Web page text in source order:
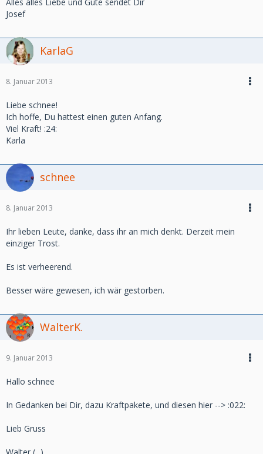
Josef
KarlaG
8. Januar 2013
Liebe schnee!
Ich hoffe, Du hattest einen guten Anfang.
Viel Kraft! :24:
Karla
schnee
8. Januar 2013
Ihr lieben Leute, danke, dass ihr an mich denkt. Derzeit mein
einziger Trost.
Es ist verheerend.
Besser wäre gewesen, ich wär gestorben.
WalterK.
9. Januar 2013
Hallo schnee
In Gedanken bei Dir, dazu Kraftpakete, und diesen hier --> :022:
Lieb Gruss